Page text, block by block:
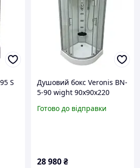
S
Душовий бокс Veronis BN-
5-90 wight 90х90х220
Готово до відправки
28 980₴